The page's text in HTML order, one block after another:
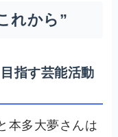
れから”
指す芸能活動
本多大夢さんは